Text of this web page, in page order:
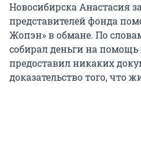
Новосибирска Анастасия
представителей фонда
Жопэн» в обмане. По
собирал деньги на помощь
предоставил никаких
доказательство того, что